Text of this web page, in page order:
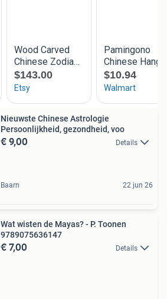
Nieuwste Chinese Astrologie
Persoonlijkheid, gezondheid, voo
€ 9,00 Details
Baarn 22 jun 26
Wat wisten de Mayas? - P. Toonen
9789075636147
€ 7,00 Details